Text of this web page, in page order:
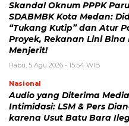
Skandal Oknum PPPK
SDABMBK Kota Medan:
“Tukang Kutip” dan Atur
Proyek, Rekanan Lini Bina
Menjerit!
Rabu, 5 Agu 2026 - 15:54 WIB
Nasional
Audio yang Diterima
Intimidasi: LSM & Pers
karena Usut Batu Bara